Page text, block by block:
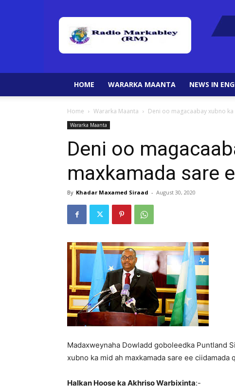
HOME WARARKA MAANTA NEWS IN
Home Wararka Maanta Deni oo magacaabay xubno
Wararka Maanta
Deni oo
maxkamada sare
By Khadar Maxamed Siraad - August 30, 2020
Madaxweynaha Dowladd goboleedka Puntland
xubno ka mid ah maxkamada sare ee ciidamada
Halkan Hoose ka Akhriso Warbixinta:-